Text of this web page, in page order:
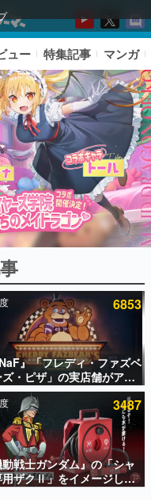
ング
ジビュー数万以上！ などな
ファミ渾身の“殿堂入り”記
ュー 特集記事 マンガ
6853
』「フレディ・ファズベ
ズ・ピザ」の実店舗がアメ
の商業施設「American
」に2027年オープン！
との共同開発、食
でなくステージショーや
のホラー体験も楽しめる
3487
動戦士ガンダム』の「シャ
用ザクⅡ」をイメージした
ースリールが予約開始。